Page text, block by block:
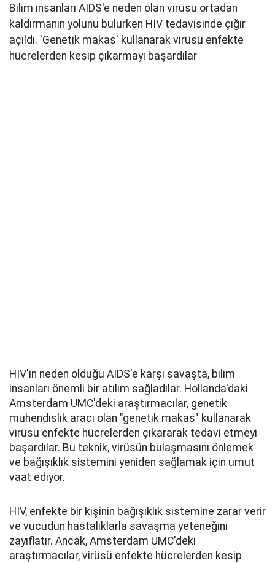
Bilim insanları AIDS'e neden olan virüsü ortadan
kaldırmanın yolunu bulurken HIV tedavisinde çığır
açıldı. 'Genetik makas' kullanarak virüsü enfekte
hücrelerden kesip çıkarmayı başardılar
HIV'in neden olduğu AIDS'e karşı savaşta, bilim
insanları önemli bir atılım sağladılar. Hollanda'daki
Amsterdam UMC'deki araştırmacılar, genetik
mühendislik aracı olan "genetik makas" kullanarak
virüsü enfekte hücrelerden çıkararak tedavi etmeyi
başardılar. Bu teknik, virüsün bulaşmasını önlemek
ve bağışıklık sistemini yeniden sağlamak için umut
vaat ediyor.
HIV, enfekte bir kişinin bağışıklık sistemine zarar verir
ve vücudun hastalıklarla savaşma yeteneğini
zayıflatır. Ancak, Amsterdam UMC'deki
araştırmacılar, virüsü enfekte hücrelerden kesip